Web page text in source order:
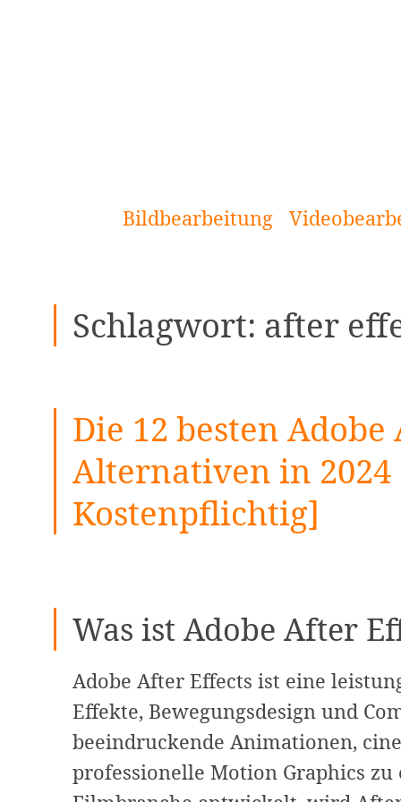
Bildbearbeitung
Schlagwort: after
Die 12 besten
Alternativen in 2024
Kostenpflichtig]
Was ist Adobe After
Adobe After Effects ist eine
Effekte, Bewegungsdesign und
beeindruckende Animationen,
professionelle Motion Graphics